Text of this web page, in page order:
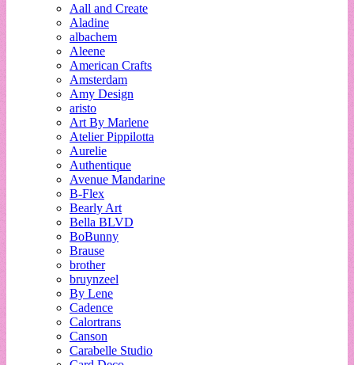
Aall and Create
Aladine
albachem
Aleene
American Crafts
Amsterdam
Amy Design
aristo
Art By Marlene
Atelier Pippilotta
Aurelie
Authentique
Avenue Mandarine
B-Flex
Bearly Art
Bella BLVD
BoBunny
Brause
brother
bruynzeel
By Lene
Cadence
Calortrans
Canson
Carabelle Studio